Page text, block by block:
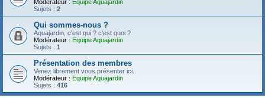
Modérateur : Equipe Aquajardin
Sujets : 2
Qui sommes-nous ?
Aquajardin, c'est qui ? c'est quoi ?
Modérateur : Equipe Aquajardin
Sujets : 1
Présentation des membres
Venez librement vous présenter ici.
Modérateur : Equipe Aquajardin
Sujets : 416